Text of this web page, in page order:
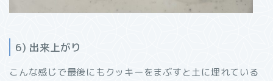
6) 出来上がり
こんな感じで最後にもクッキーをまぶすと土に埋れている